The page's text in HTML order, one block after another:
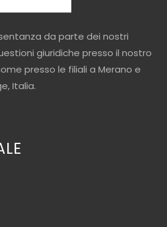
da parte dei nostri
giuridiche presso il nostro
presso le filiali a Merano e
Italia.